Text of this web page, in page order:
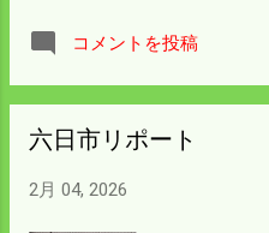
チラホラあっ
う。 混雑は
丁度よかった
コメントを投稿
六日市リポート
2月 04, 2026